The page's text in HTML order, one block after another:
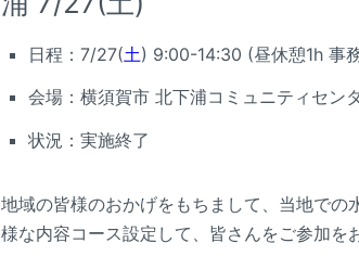
日程：7/27(土) 9:00-14:30 (昼休憩1h 事
会場：横須賀市 北下浦コミュニティセン
状況：実施終了
地域の皆様のおかげをもちまして、当地で
様な内容コース設定して、皆さんをご参加を